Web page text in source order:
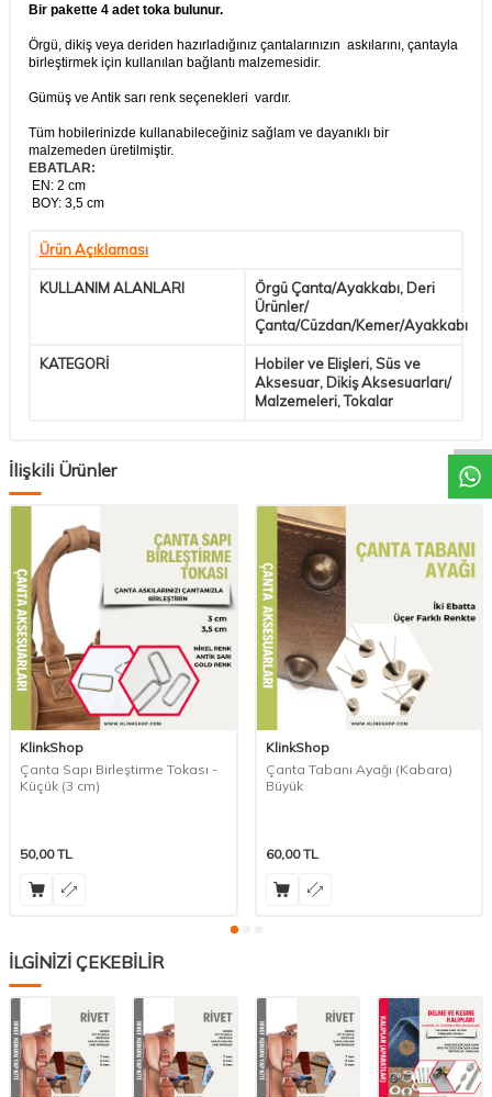
Bir pakette 4 adet toka bulunur.
Örgü, dikiş veya deriden hazırladığınız çantalarınızın askılarını, çantayla
birleştirmek için kullanılan bağlantı malzemesidir.
Gümüş ve Antik sarı renk seçenekleri vardır.
Tüm hobilerinizde kullanabileceğiniz sağlam ve dayanıklı bir
malzemeden üretilmiştir.
EBATLAR:
EN: 2 cm
BOY: 3,5 cm
Ürün Açıklaması
KULLANIM ALANLARI
Örgü Çanta/Ayakkabı, Deri
Ürünler/
Çanta/Cüzdan/Kemer/Ayakkabı
KATEGORİ
Hobiler ve Elişleri, Süs ve
Aksesuar, Dikiş Aksesuarları/
Malzemeleri, Tokalar
İlişkili Ürünler
KlinkShop
Çanta Sapı Birleştirme Tokası -
Küçük (3 cm)
50,00TL
KlinkShop
Çanta Tabanı Ayağı (Kabara)
Büyük
60,00TL
İLGİNİZİ ÇEKEBİLİR